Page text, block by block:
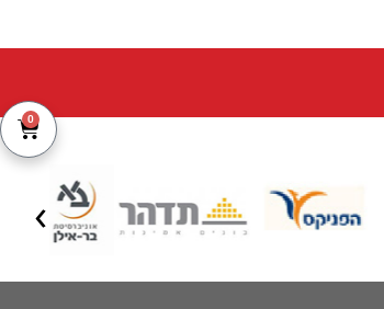
0